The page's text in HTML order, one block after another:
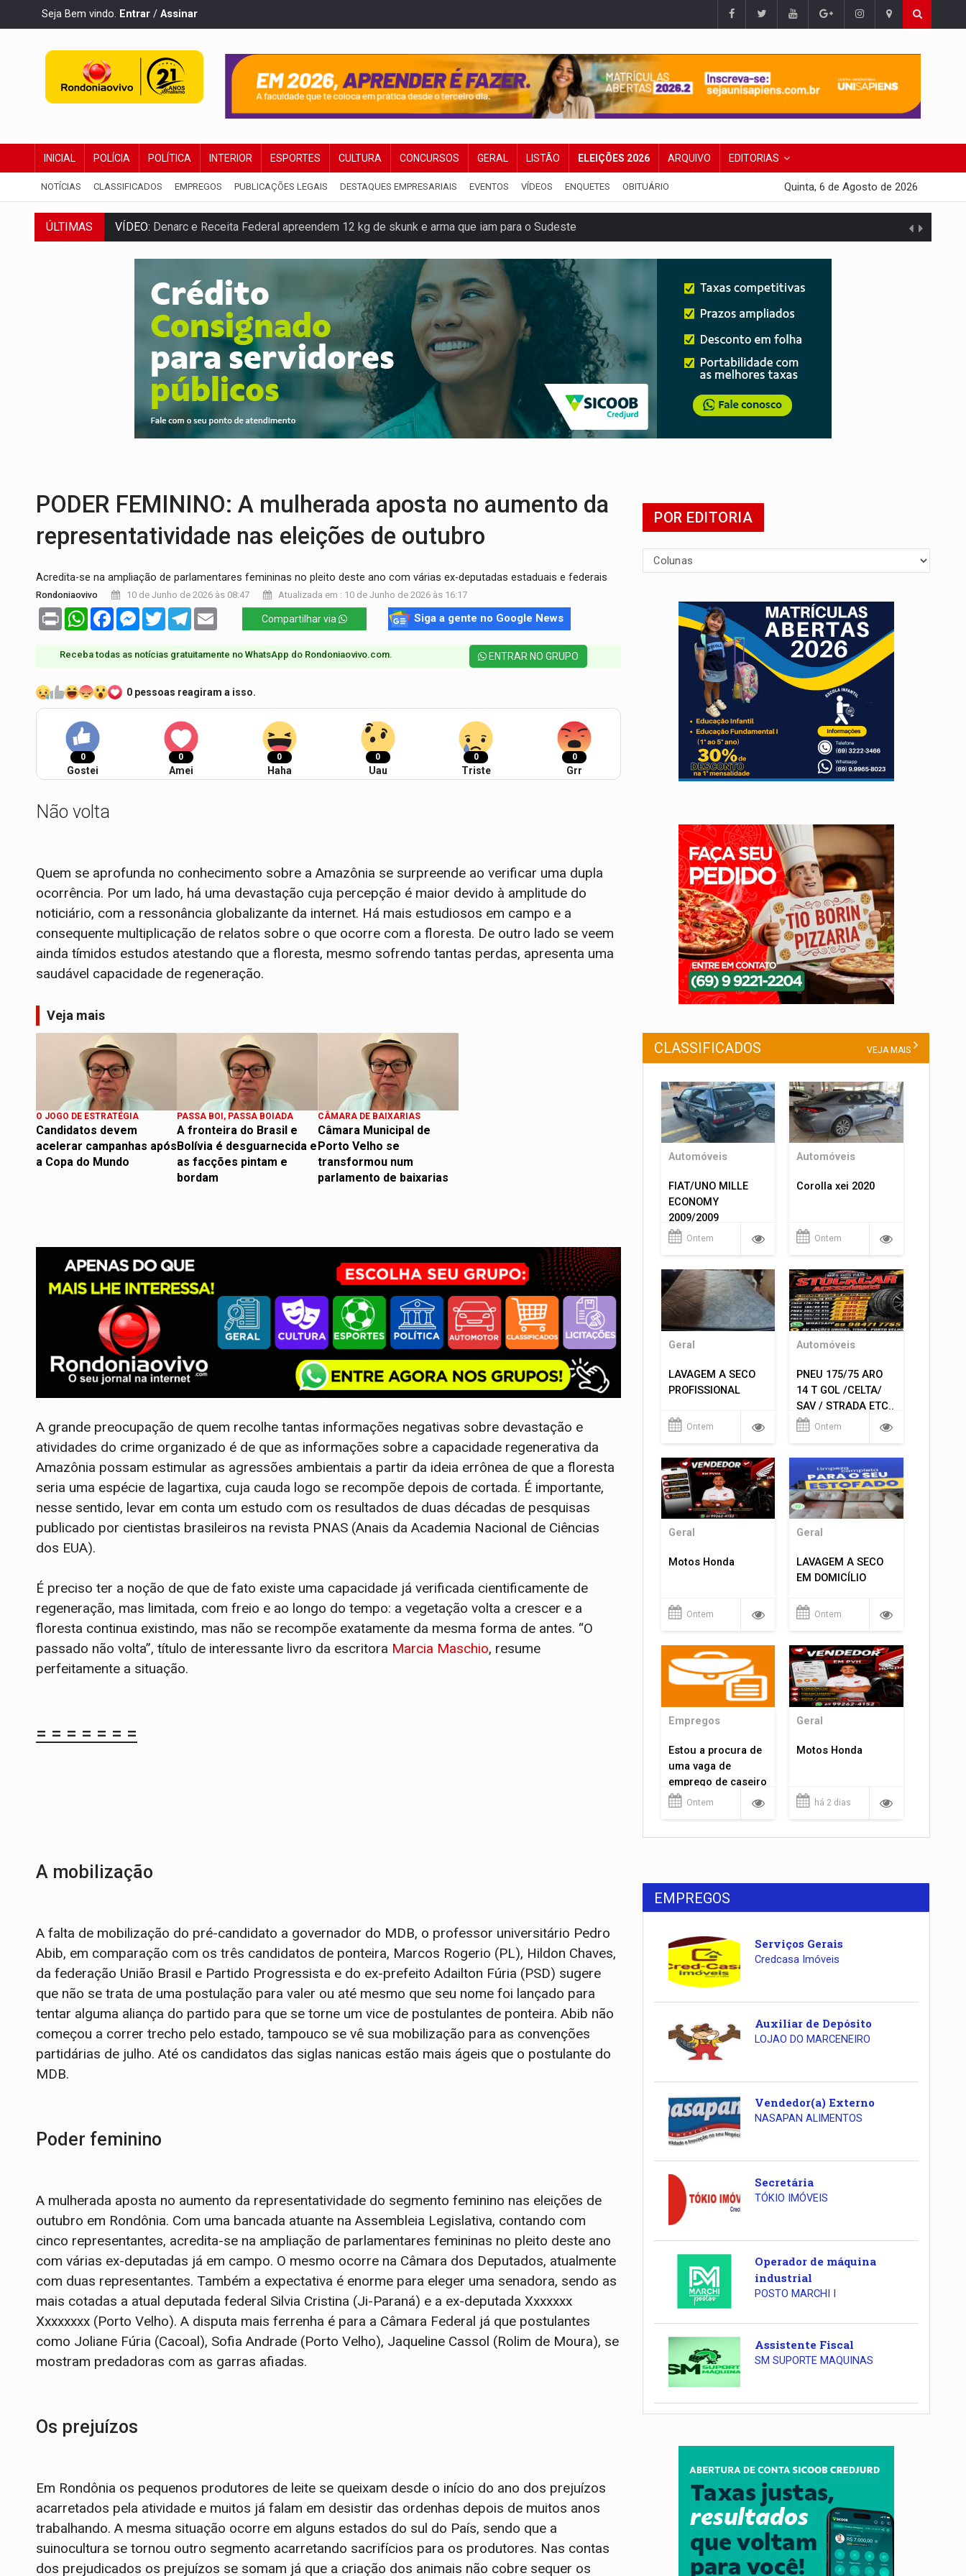
Seja Bem vindo. Entrar / Assinar
INICIAL POLÍCIA POLÍTICA INTERIOR ESPORTES CULTURA CONCURSOS GERAL LISTÃO ELEIÇÕES 2026 ARQUIVO EDITORIAS
NOTÍCIAS CLASSIFICADOS EMPREGOS PUBLICAÇÕES LEGAIS DESTAQUES EMPRESARIAIS EVENTOS VÍDEOS ENQUETES OBITUÁRIO Quinta, 6 de Agosto de 2026
ÚLTIMAS VÍDEO: Denarc e Receita Federal apreendem 12 kg de skunk e arma que iam para o Sudeste
OPERAÇÃO DA PC:Membros do CV são presos com armas e drogas após crime de tortur@
ENTRADA GRATUITA:Espetáculo As Marias Somos Nós será apresentado na capital
Três são presos após furto de motocicleta em frente de academia
CELEBRAÇÃO: Cerejeiras completa 43 anos de emancipação com programação esportiva
Anvisa desmente boato sobre presença de plástico ou petróleo em ovos
Pitbulls fogem de residência e atacam casal de idosos na zona Leste
AÇÃO CONJUNTA: Forças policiais apreendem cerca de 1kg de ouro em Rondônia
PODER FEMININO: A mulherada aposta no aumento da
representatividade nas eleições de outubro
Acredita-se na ampliação de parlamentares femininas no pleito deste ano com várias ex-deputadas estaduais e federais
Rondoniaovivo 10 de Junho de 2026 às 08:47 Atualizada em : 10 de Junho de 2026 às 16:17
Print WhatsAppFacebookMessenger
TwitterTelegram Compartilhar via Siga a gente no Google News
Receba todas as notícias gratuitamente no WhatsApp do Rondoniaovivo.com.​ ENTRAR NO GRUPO
0 pessoas reagiram a isso.
0
Gostei
0
Amei
0
Haha
0
Uau
0
Triste
0
Grr
Não volta
Quem se aprofunda no conhecimento sobre a Amazônia se surpreende ao verificar uma dupla
ocorrência. Por um lado, há uma devastação cuja percepção é maior devido à amplitude do
noticiário, com a ressonância globalizante da internet. Há mais estudiosos em campo e a
consequente multiplicação de relatos sobre o que ocorre com a floresta. De outro lado se veem
ainda tímidos estudos atestando que a floresta, mesmo sofrendo tantas perdas, apresenta uma
saudável capacidade de regeneração.
Veja mais
O JOGO DE ESTRATÉGIA
Candidatos devem
acelerar campanhas após
a Copa do Mundo
PASSA BOI, PASSA BOIADA
A fronteira do Brasil e
Bolívia é desguarnecida e
as facções pintam e
bordam
CÂMARA DE BAIXARIAS
Câmara Municipal de
Porto Velho se
transformou num
parlamento de baixarias
A grande preocupação de quem recolhe tantas informações negativas sobre devastação e
atividades do crime organizado é de que as informações sobre a capacidade regenerativa da
Amazônia possam estimular as agressões ambientais a partir da ideia errônea de que a floresta
seria uma espécie de lagartixa, cuja cauda logo se recompõe depois de cortada. É importante,
nesse sentido, levar em conta um estudo com os resultados de duas décadas de pesquisas
publicado por cientistas brasileiros na revista PNAS (Anais da Academia Nacional de Ciências
dos EUA).
É preciso ter a noção de que de fato existe uma capacidade já verificada cientificamente de
regeneração, mas limitada, com freio e ao longo do tempo: a vegetação volta a crescer e a
floresta continua existindo, mas não se recompõe exatamente da mesma forma de antes. “O
passado não volta”, título de interessante livro da escritora Marcia Maschio, resume
perfeitamente a situação.
= = = = = = =
A mobilização
A falta de mobilização do pré-candidato a governador do MDB, o professor universitário Pedro
Abib, em comparação com os três candidatos de ponteira, Marcos Rogerio (PL), Hildon Chaves,
da federação União Brasil e Partido Progressista e do ex-prefeito Adailton Fúria (PSD) sugere
que não se trata de uma postulação para valer ou até mesmo que seu nome foi lançado para
tentar alguma aliança do partido para que se torne um vice de postulantes de ponteira. Abib não
começou a correr trecho pelo estado, tampouco se vê sua mobilização para as convenções
partidárias de julho. Até os candidatos das siglas nanicas estão mais ágeis que o postulante do
MDB.
Poder feminino
A mulherada aposta no aumento da representatividade do segmento feminino nas eleições de
outubro em Rondônia. Com uma bancada atuante na Assembleia Legislativa, contando com
cinco representantes, acredita-se na ampliação de parlamentares femininas no pleito deste ano
com várias ex-deputadas já em campo. O mesmo ocorre na Câmara dos Deputados, atualmente
com duas representantes. Também a expectativa é enorme para eleger uma senadora, sendo as
mais cotadas a atual deputada federal Silvia Cristina (Ji-Paraná) e a ex-deputada Xxxxxxx
Xxxxxxxx (Porto Velho). A disputa mais ferrenha é para a Câmara Federal já que postulantes
como Joliane Fúria (Cacoal), Sofia Andrade (Porto Velho), Jaqueline Cassol (Rolim de Moura), se
mostram predadoras com as garras afiadas.
Os prejuízos
Em Rondônia os pequenos produtores de leite se queixam desde o início do ano dos prejuízos
acarretados pela atividade e muitos já falam em desistir das ordenhas depois de muitos anos
trabalhando. A mesma situação ocorre em alguns estados do sul do País, sendo que a
suinocultura se tornou outro segmento acarretando sacrifícios para os produtores. Nas contas
dos prejudicados os prejuízos se somam já que a criação dos animais não cobre sequer os
POR EDITORIA
CLASSIFICADOS VEJA MAIS
Automóveis
FIAT/UNO MILLE
ECONOMY
2009/2009
Ontem
Automóveis
Corolla xei 2020
Ontem
Geral
LAVAGEM A SECO
PROFISSIONAL
Ontem
Automóveis
PNEU 175/75 ARO
14 T GOL /CELTA/
SAV / STRADA ETC..
R$ 219,99
Ontem
Geral
Motos Honda
Ontem
Geral
LAVAGEM A SECO
EM DOMICÍLIO
Ontem
Empregos
Estou a procura de
uma vaga de
emprego de caseiro
em porto velho
Ontem
Geral
Motos Honda
há 2 dias
EMPREGOS
Serviços Gerais
Credcasa Imóveis
Auxiliar de Depósito
LOJAO DO MARCENEIRO
Vendedor(a) Externo
NASAPAN ALIMENTOS
Secretária
TÓKIO IMÓVEIS
Operador de máquina
industrial
POSTO MARCHI I
Assistente Fiscal
SM SUPORTE MAQUINAS